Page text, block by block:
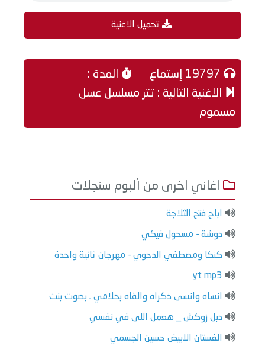
تحميل الاغنية
المدة :
الاغنية التالية : تتر مسلسل عسل
مسموم
اغاني اخرى من ألبوم سنجلات
اباح فتح الثلاجة
دوشة - مسحول فيكي
كنكا ومصطفي الدجوي - مهرجان ثانية واحدة
yt mp3
انساه وانسى ذكراه والقاه بحلامي ـ بصوت بنت
دبل زوكش _ هعمل اللى في نفسي
الفستان الابيض حسين الجسمي